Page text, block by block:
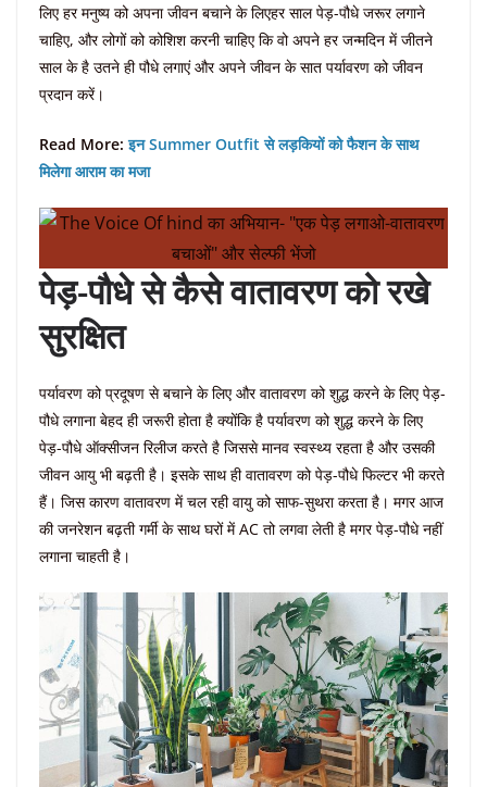
लिए हर मनुष्य को अपना जीवन बचाने के लिएहर साल पेड़-पौधे जरूर लगाने
चाहिए, और लोगों को कोशिश करनी चाहिए कि वो अपने हर जन्मदिन में जीतने
साल के है उतने ही पौधे लगाएं और अपने जीवन के सात पर्यावरण को जीवन
प्रदान करें।
Read More:इन Summer Outfit से लड़कियों को फैशन के साथ
मिलेगा आराम का मजा
पेड़-पौधे से कैसे वातावरण को रखे
सुरक्षित
पर्यावरण को प्रदूषण से बचाने के लिए और वातावरण को शुद्ध करने के लिए पेड़-
पौधे लगाना बेहद ही जरूरी होता है क्योंकि है पर्यावरण को शुद्ध करने के लिए
पेड़-पौधे ऑक्सीजन रिलीज करते है जिससे मानव स्वस्थ्य रहता है और उसकी
जीवन आयु भी बढ़ती है। इसके साथ ही वातावरण को पेड़-पौधे फिल्टर भी करते
हैं। जिस कारण वातावरण में चल रही वायु को साफ-सुथरा करता है। मगर आज
की जनरेशन बढ़ती गर्मी के साथ घरों में AC तो लगवा लेती है मगर पेड़-पौधे नहीं
लगाना चाहती है।